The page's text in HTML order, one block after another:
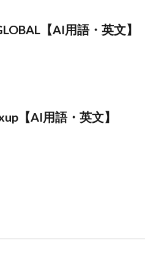
【AI用語・英文】
【AI用語・英文】